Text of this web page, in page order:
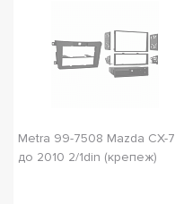
Metra 99-7508 Mazda CX-7
до 2010 2/1din (крепеж)